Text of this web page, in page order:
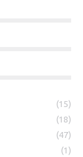
(15)
(18)
(47)
(1)